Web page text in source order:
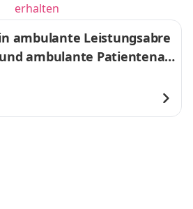
erhalten
ambulante Leistungsabre
ambulante Patientenau